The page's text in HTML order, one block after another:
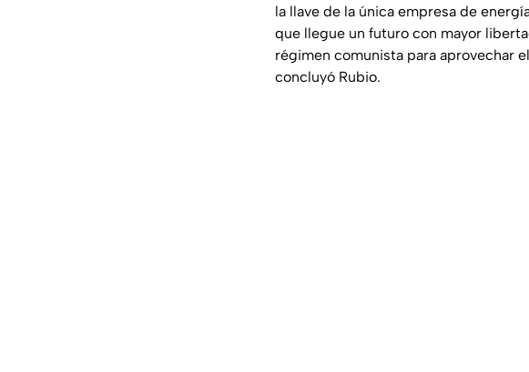
la llave de la única empresa de
que llegue un futuro con mayor
régimen comunista para aprovechar
concluyó Rubio.